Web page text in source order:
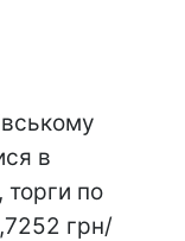
в
торги по
грн/